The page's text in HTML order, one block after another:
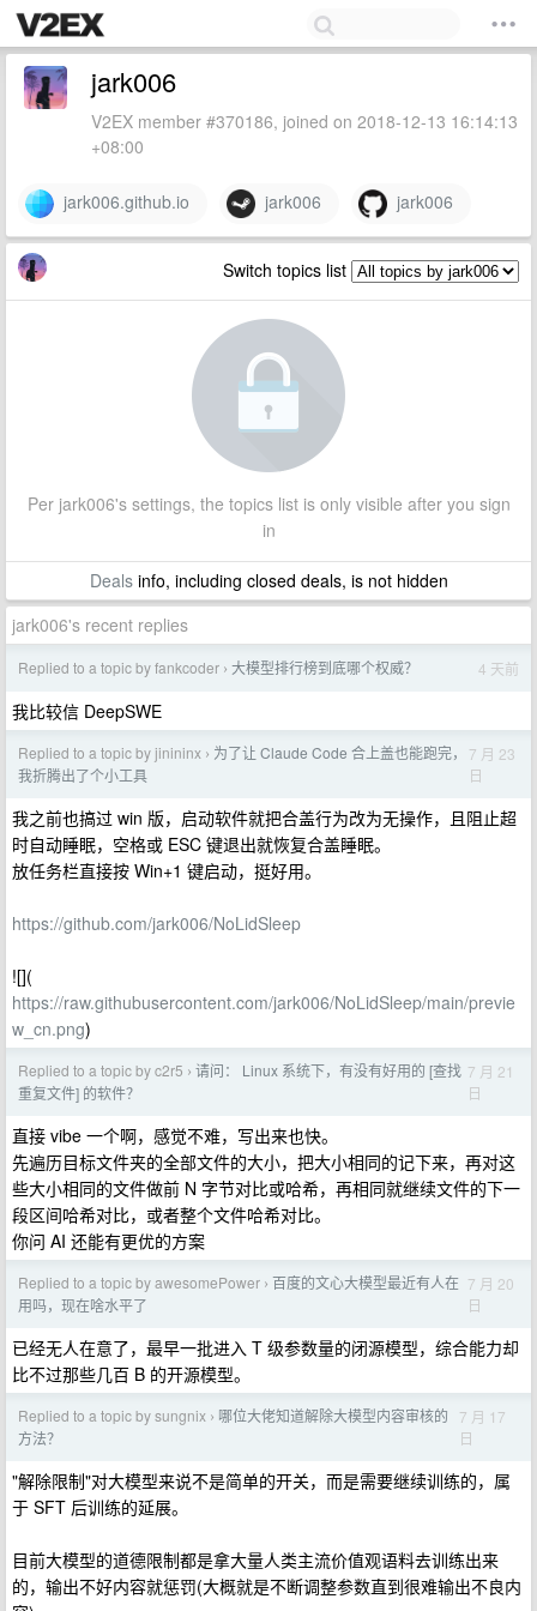
jark006
V2EX member #370186, joined on 2018-12-13 16:14:13
+08:00
jark006.github.io jark006 jark006
Switch topics list
Per jark006's settings, the topics list is only visible after you sign
in
Dealsinfo, including closed deals, is not hidden
jark006's recent replies
Replied to a topic by fankcoder › 大模型排行榜到底哪个权威？ 4 天前
我比较信 DeepSWE
Replied to a topic by jinininx › 为了让 Claude Code 合上盖也能跑完，
我折腾出了个小工具
7 月 23
日
我之前也搞过 win 版，启动软件就把合盖行为改为无操作，且阻止超
时自动睡眠，空格或 ESC 键退出就恢复合盖睡眠。
放任务栏直接按 Win+1 键启动，挺好用。
https://github.com/jark006/NoLidSleep
![](
https://raw.githubusercontent.com/jark006/NoLidSleep/main/previe
w_cn.png)
Replied to a topic by c2r5 › 请问： Linux 系统下，有没有好用的 [查找
重复文件] 的软件？
7 月 21
日
直接 vibe 一个啊，感觉不难，写出来也快。
先遍历目标文件夹的全部文件的大小，把大小相同的记下来，再对这
些大小相同的文件做前 N 字节对比或哈希，再相同就继续文件的下一
段区间哈希对比，或者整个文件哈希对比。
你问 AI 还能有更优的方案
Replied to a topic by awesomePower › 百度的文心大模型最近有人在
用吗，现在啥水平了
7 月 20
日
已经无人在意了，最早一批进入 T 级参数量的闭源模型，综合能力却
比不过那些几百 B 的开源模型。
Replied to a topic by sungnix › 哪位大佬知道解除大模型内容审核的
方法？
7 月 17
日
"解除限制"对大模型来说不是简单的开关，而是需要继续训练的，属
于 SFT 后训练的延展。
目前大模型的道德限制都是拿大量人类主流价值观语料去训练出来
的，输出不好内容就惩罚(大概就是不断调整参数直到很难输出不良内